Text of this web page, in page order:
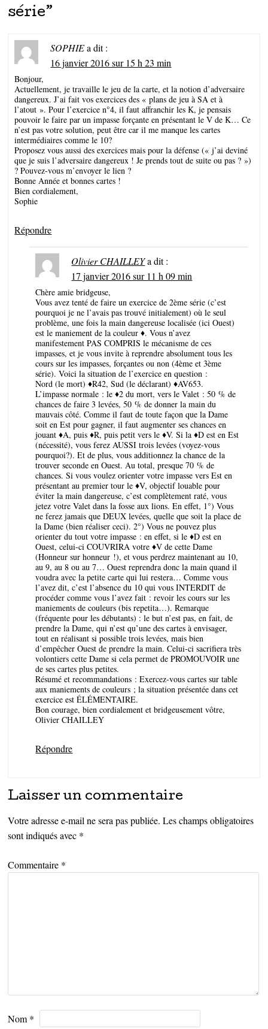
série”
SOPHIE a dit :
16 janvier 2016 sur 15 h 23 min
Bonjour,
Actuellement, je travaille le jeu de la carte, et la notion d’adversaire
dangereux. J’ai fait vos exercices des « plans de jeu à SA et à
l’atout ». Pour l’exercice n°4, il faut affranchir les K, je pensais
pouvoir le faire par un impasse forçante en présentant le V de K… Ce
n’est pas votre solution, peut être car il me manque les cartes
intermédiaires comme le 10?
Proposez vous aussi des exercices mais pour la défense (« j’ai deviné
que je suis l’adversaire dangereux ! Je prends tout de suite ou pas ? »)
? Pouvez-vous m’envoyer le lien ?
Bonne Année et bonnes cartes !
Bien cordialement,
Sophie
Répondre
Olivier CHAILLEYa dit :
17 janvier 2016 sur 11 h 09 min
Chère amie bridgeuse,
Vous avez tenté de faire un exercice de 2ème série (c’est
pourquoi je ne l’avais pas trouvé initialement) où le seul
problème, une fois la main dangereuse localisée (ici Ouest)
est le maniement de la couleur ♦. Vous n’avez
manifestement PAS COMPRIS le mécanisme de ces
impasses, et je vous invite à reprendre absolument tous les
cours sur les impasses, forçantes ou non (4ème et 3ème
série). Voici la situation de l’exercice en question :
Nord (le mort) ♦R42, Sud (le déclarant) ♦AV653.
L’impasse normale : le ♦2 du mort, vers le Valet : 50 % de
chances de faire 3 levées, 50 % de donner la main du
mauvais côté. Comme il faut de toute façon que la Dame
soit en Est pour gagner, il faut augmenter ses chances en
jouant ♦A, puis ♦R, puis petit vers le ♦V. Si la ♦D est en Est
(nécessité), vous ferez AUSSI trois levées (voyez-vous
pourquoi?). Et de plus, vous additionnez la chance de la
trouver seconde en Ouest. Au total, presque 70 % de
chances. Si vous voulez orienter votre impasse vers Est en
présentant au premier tour le ♦V, objectif louable pour
éviter la main dangereuse, c’est complètement raté, vous
jetez votre Valet dans la fosse aux lions. En effet, 1°) Vous
ne ferez jamais que DEUX levées, quelle que soit la place de
la Dame (bien réaliser ceci). 2°) Vous ne pouvez plus
orienter du tout votre impasse : en effet, si le ♦D est en
Ouest, celui-ci COUVRIRA votre ♦V de cette Dame
(Honneur sur honneur !), et vous perdrez maintenant au 10,
au 9, au 8 ou au 7… Ouest reprendra donc la main quand il
voudra avec la petite carte qui lui restera… Comme vous
l’avez dit, c’est l’absence du 10 qui vous INTERDIT de
procéder comme vous l’avez fait : revoir les cours sur les
maniements de couleurs (bis repetita…). Remarque
(fréquente pour les débutants) : le but n’est pas, en fait, de
prendre la Dame, qui n’est qu’une des cartes à envisager,
tout en réalisant si possible trois levées, mais bien
d’empêcher Ouest de prendre la main. Celui-ci sacrifiera très
volontiers cette Dame si cela permet de PROMOUVOIR une
de ses cartes plus petites.
Résumé et recommandations : Exercez-vous cartes sur table
aux maniements de couleurs ; la situation présentée dans cet
exercice est ÉLÉMENTAIRE.
Bon courage, bien cordialement et bridgeusement vôtre,
Olivier CHAILLEY
Répondre
Laisser un commentaire
Votre adresse e-mail ne sera pas publiée. Les champs obligatoires
sont indiqués avec *
Commentaire *
Nom *